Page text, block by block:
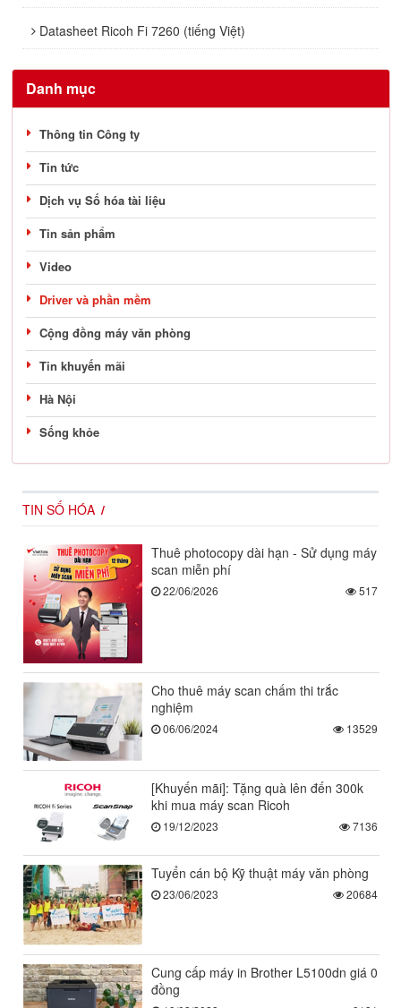
Datasheet Ricoh Fi 7260 (tiếng Việt)
Danh mục
Thông tin Công ty
Tin tức
Dịch vụ Số hóa tài liệu
Tin sản phẩm
Video
Driver và phần mềm
Cộng đồng máy văn phòng
Tin khuyến mãi
Hà Nội
Sống khỏe
TIN SỐ HÓA
Thuê photocopy dài hạn - Sử dụng máy
scan miễn phí
22/06/2026 517
Cho thuê máy scan chấm thi trắc
nghiệm
06/06/2024 13529
[Khuyến mãi]: Tặng quà lên đến 300k
khi mua máy scan Ricoh
19/12/2023 7136
Tuyển cán bộ Kỹ thuật máy văn phòng
23/06/2023 20684
Cung cấp máy in Brother L5100dn giá 0
đồng